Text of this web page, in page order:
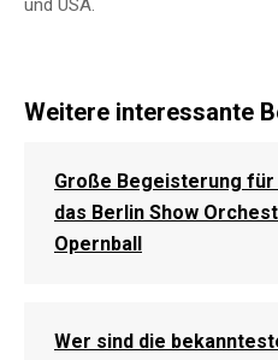
und USA.
Weitere interessante
Große Begeisterung für
das Berlin Show
Opernball
Wer sind die